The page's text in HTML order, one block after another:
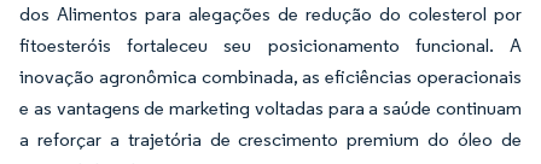
dos Alimentos para alegações de redução do colesterol por
fitoesteróis fortaleceu seu posicionamento funcional. A
inovação agronômica combinada, as eficiências operacionais
e as vantagens de marketing voltadas para a saúde continuam
a reforçar a trajetória de crescimento premium do óleo de